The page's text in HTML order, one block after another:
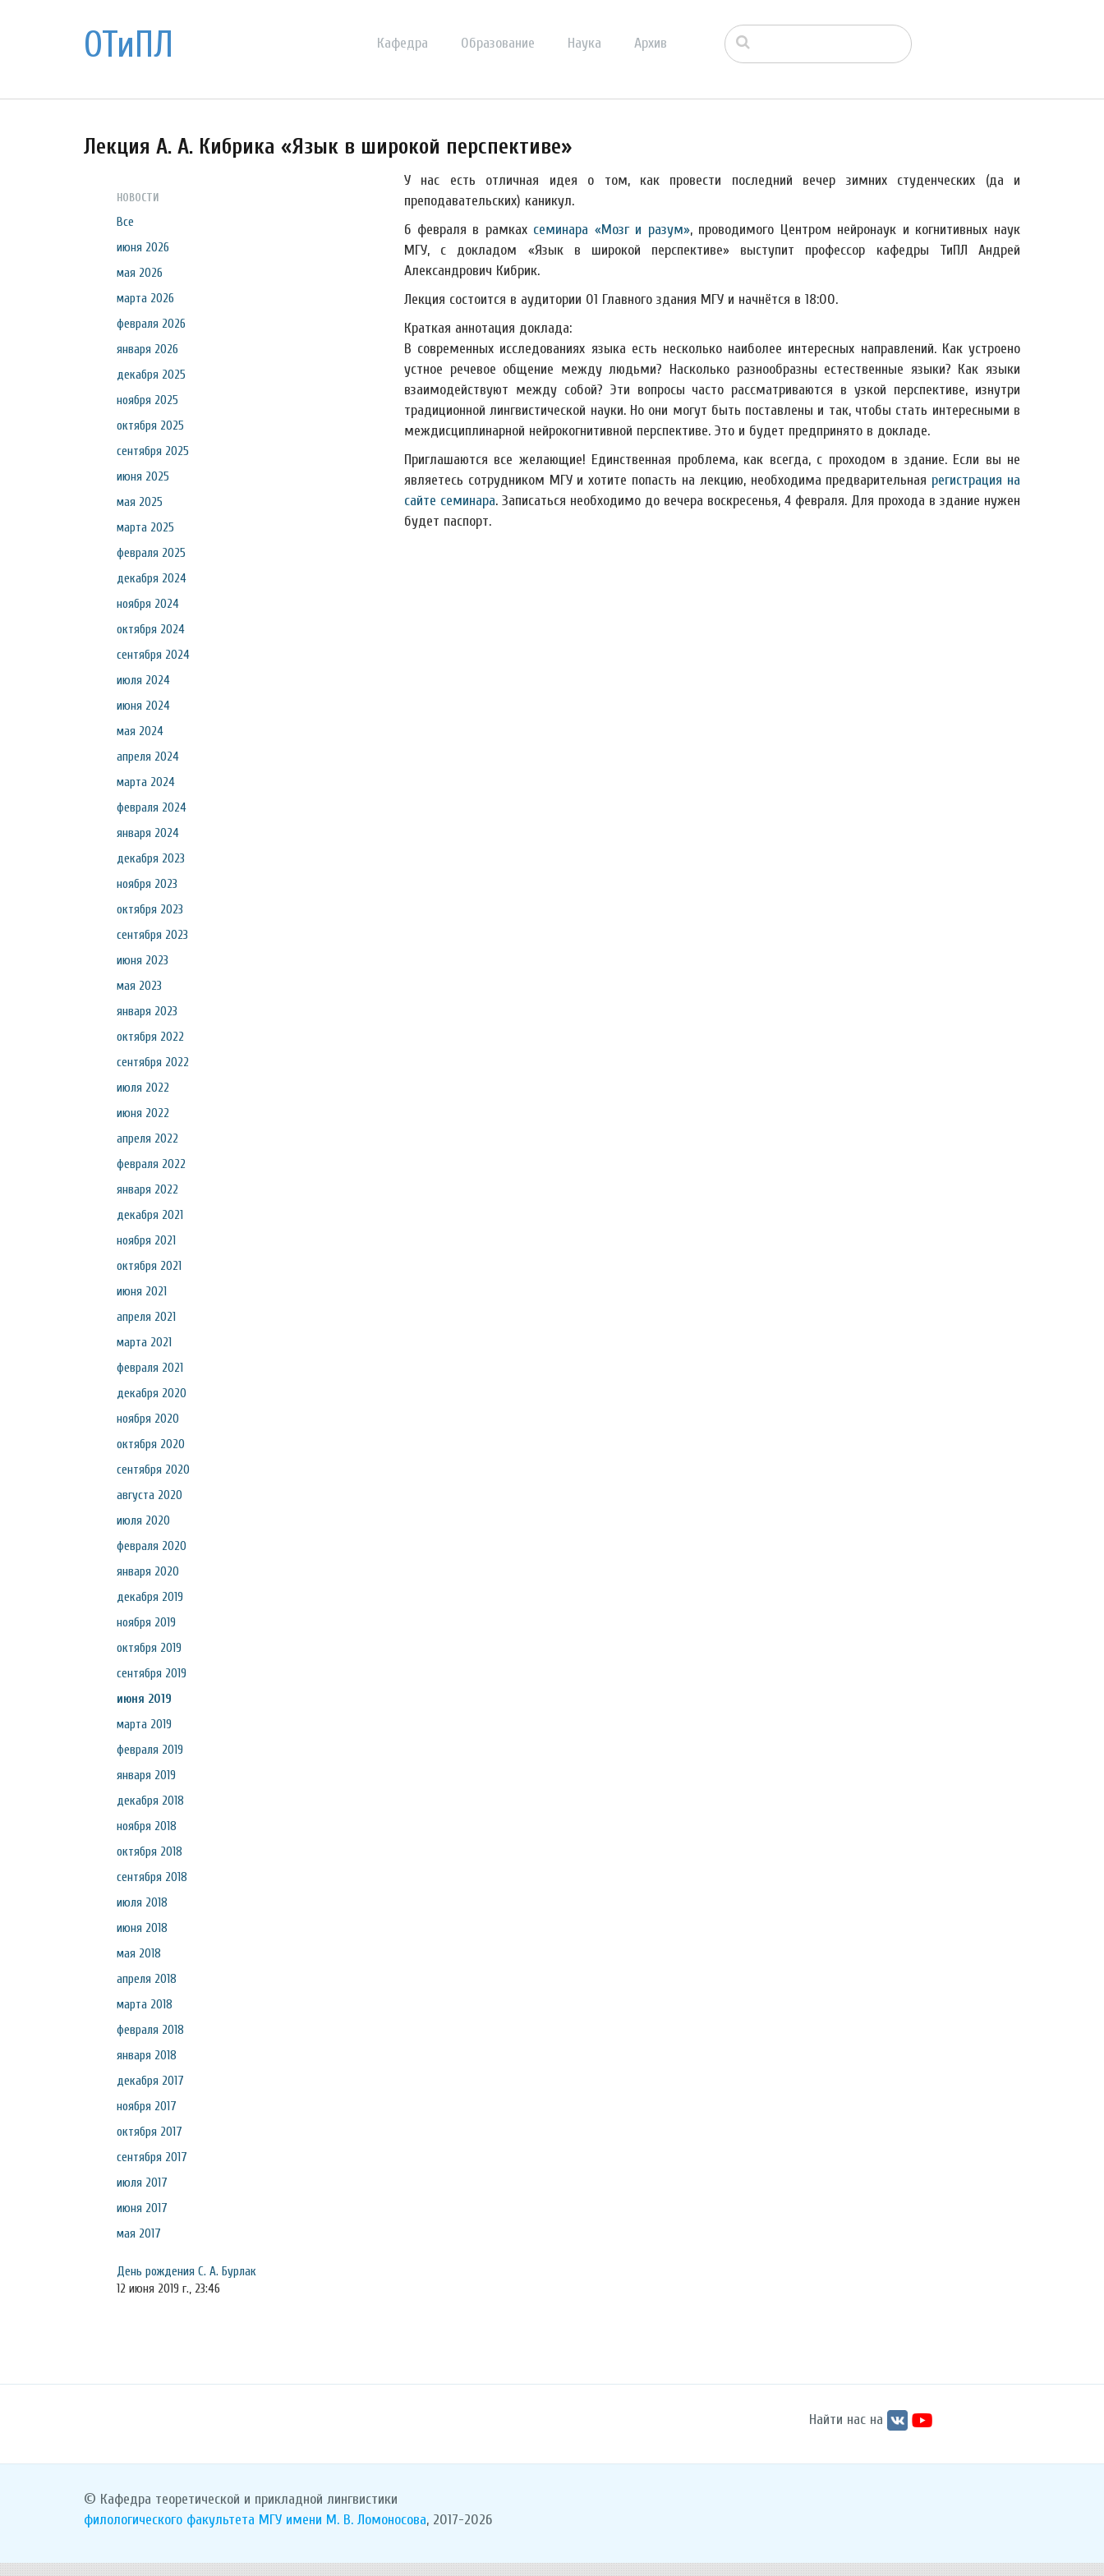
ОТиПЛ Кафедра Образование Наука Архив
Лекция А. А. Кибрика «Язык в широкой перспективе»
НОВОСТИ
Все
июня 2026
мая 2026
марта 2026
февраля 2026
января 2026
декабря 2025
ноября 2025
октября 2025
сентября 2025
июня 2025
мая 2025
марта 2025
февраля 2025
декабря 2024
ноября 2024
октября 2024
сентября 2024
июля 2024
июня 2024
мая 2024
апреля 2024
марта 2024
февраля 2024
января 2024
декабря 2023
ноября 2023
октября 2023
сентября 2023
июня 2023
мая 2023
января 2023
октября 2022
сентября 2022
июля 2022
июня 2022
апреля 2022
февраля 2022
января 2022
декабря 2021
ноября 2021
октября 2021
июня 2021
апреля 2021
марта 2021
февраля 2021
декабря 2020
ноября 2020
октября 2020
сентября 2020
августа 2020
июля 2020
февраля 2020
января 2020
декабря 2019
ноября 2019
октября 2019
сентября 2019
июня 2019
марта 2019
февраля 2019
января 2019
декабря 2018
ноября 2018
октября 2018
сентября 2018
июля 2018
июня 2018
мая 2018
апреля 2018
марта 2018
февраля 2018
января 2018
декабря 2017
ноября 2017
октября 2017
сентября 2017
июля 2017
июня 2017
мая 2017
День рождения С. А. Бурлак
12 июня 2019 г., 23:46
У нас есть отличная идея о том, как провести последний вечер зимних студенческих (да и
преподавательских) каникул.
6 февраля в рамках семинара «Мозг и разум», проводимого Центром нейронаук и когнитивных наук
МГУ, с докладом «Язык в широкой перспективе» выступит профессор кафедры ТиПЛ Андрей
Александрович Кибрик.
Лекция состоится в аудитории 01 Главного здания МГУ и начнётся в 18:00.
Краткая аннотация доклада:
В современных исследованиях языка есть несколько наиболее интересных направлений. Как устроено
устное речевое общение между людьми? Насколько разнообразны естественные языки? Как языки
взаимодействуют между собой? Эти вопросы часто рассматриваются в узкой перспективе, изнутри
традиционной лингвистической науки. Но они могут быть поставлены и так, чтобы стать интересными в
междисциплинарной нейрокогнитивной перспективе. Это и будет предпринято в докладе.
Приглашаются все желающие! Единственная проблема, как всегда, с проходом в здание. Если вы не
являетесь сотрудником МГУ и хотите попасть на лекцию, необходима предварительная регистрация на
сайте семинара. Записаться необходимо до вечера воскресенья, 4 февраля. Для прохода в здание нужен
будет паспорт.
Найти нас на
© Кафедра теоретической и прикладной лингвистики
филологического факультета МГУ имени М. В. Ломоносова, 2017-2026